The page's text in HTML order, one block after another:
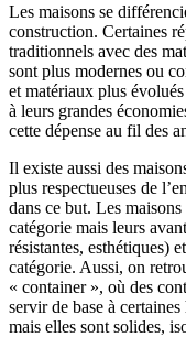
Les maisons se
construction. Certaines
traditionnels avec des
sont plus modernes ou
et matériaux plus
à leurs grandes
cette dépense au fil des
Il existe aussi des
plus respectueuses de
dans ce but. Les
catégorie mais leurs
résistantes, esthétiques)
catégorie. Aussi, on
« container », où des
servir de base à
mais elles sont solides,